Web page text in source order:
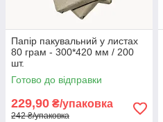
Папір пакувальний у листах
80 грам - 300*420 мм / 200
шт.
Готово до відправки
229,90 ₴/упаковка
242 ₴/упаковка